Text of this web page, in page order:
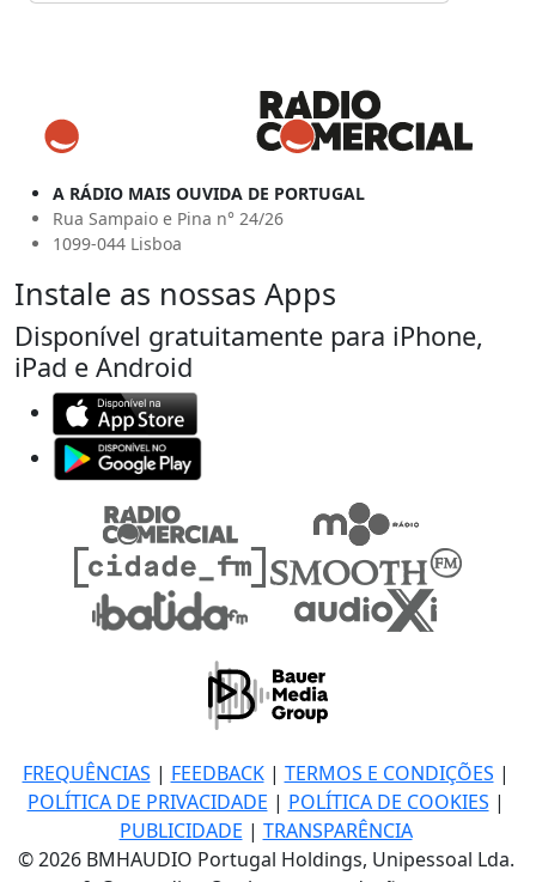
A RÁDIO MAIS OUVIDA DE PORTUGAL
Rua Sampaio e Pina n° 24/26
1099-044 Lisboa
Instale as nossas Apps
Disponível gratuitamente para iPhone,
iPad e Android
FREQUÊNCIAS | FEEDBACK| TERMOS E CONDIÇÕES |
POLÍTICA DE PRIVACIDADE | POLÍTICA DE COOKIES |
PUBLICIDADE | TRANSPARÊNCIA
© 2026 BMHAUDIO Portugal Holdings, Unipessoal Lda.